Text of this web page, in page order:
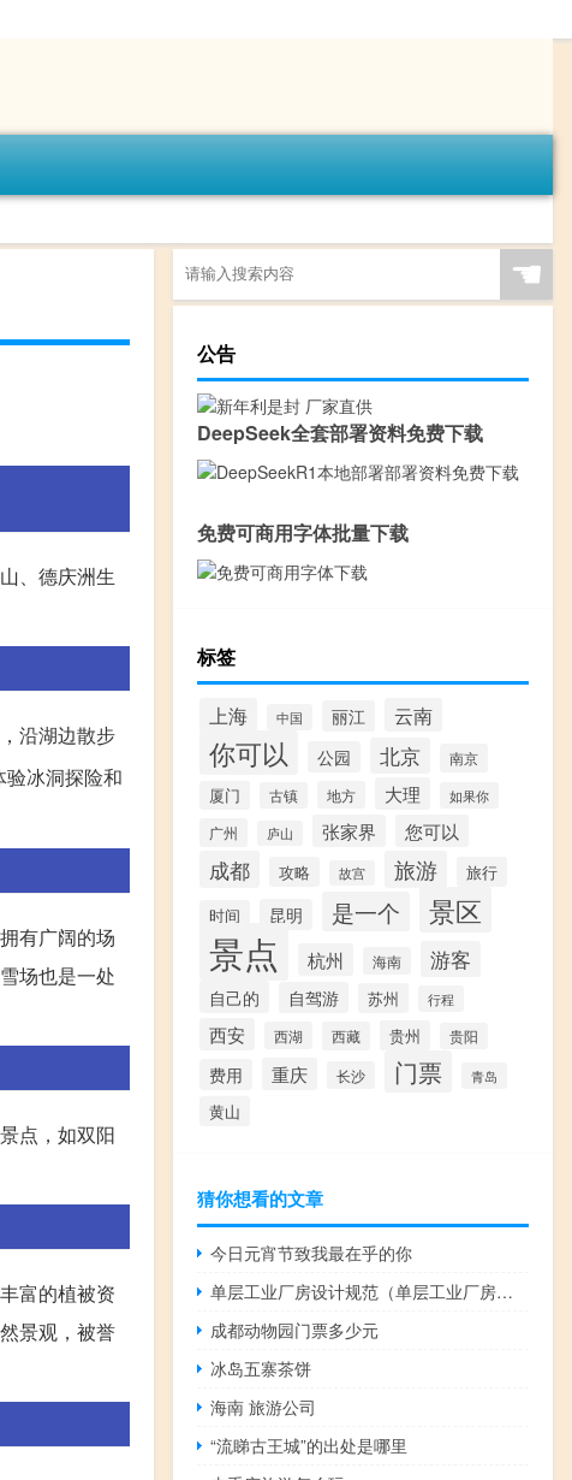
、德庆洲生
沿湖边散步
验冰洞探险和
有广阔的场
场也是一处
点，如双阳
富的植被资
景观，被誉
☚
公告
DeepSeek全套部署资料免费下载
免费可商用字体批量下载
标签
上海 中国 丽江 云南
你可以 公园 北京
南京
厦门
古镇 地方 大理 如果你
广州 庐山 张家界 您可以
成都 攻略 故宫 旅游
旅行
时间
昆明 是一个 景区
景点 杭州 海南 游客
自己的 自驾游 苏州 行程
西安 西湖 西藏 贵州 贵阳
费用 重庆 长沙 门票 青岛
黄山
猜你想看的文章
今日元宵节致我最在乎的你
单层工业厂房设计规范（单层工业厂房设计）
成都动物园门票多少元
冰岛五寨茶饼
海南 旅游公司
“流睇古王城”的出处是哪里